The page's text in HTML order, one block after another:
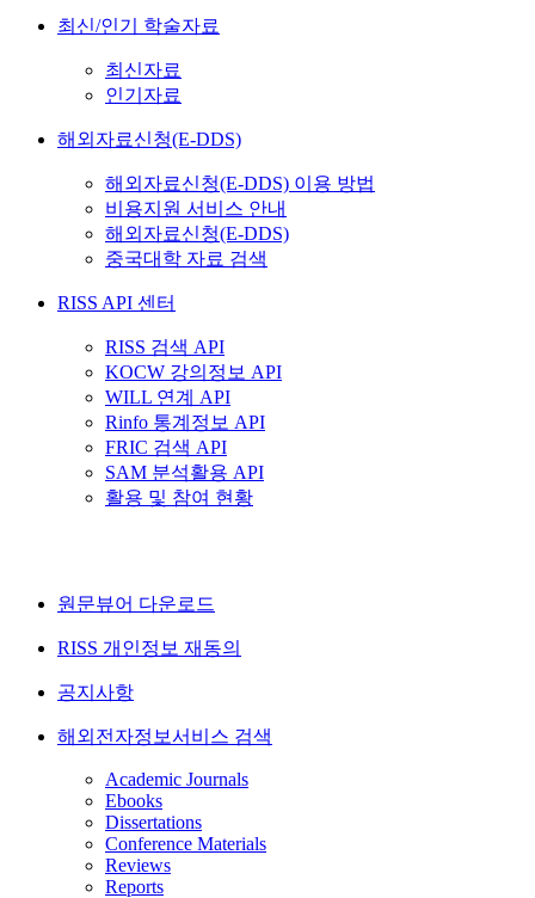
최신/인기 학술자료
최신자료
인기자료
해외자료신청(E-DDS)
해외자료신청(E-DDS) 이용 방법
비용지원 서비스 안내
해외자료신청(E-DDS)
중국대학 자료 검색
RISS API 센터
RISS 검색 API
KOCW 강의정보 API
WILL 연계 API
Rinfo 통계정보 API
FRIC 검색 API
SAM 분석활용 API
활용 및 참여 현황
원문뷰어 다운로드
RISS 개인정보 재동의
공지사항
해외전자정보서비스 검색
Academic Journals
Ebooks
Dissertations
Conference Materials
Reviews
Reports